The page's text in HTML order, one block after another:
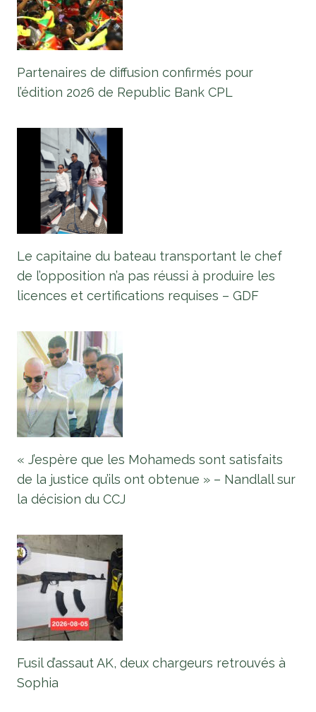
Partenaires de diffusion confirmés pour
l’édition 2026 de Republic Bank CPL
Le capitaine du bateau transportant le chef
de l’opposition n’a pas réussi à produire les
licences et certifications requises – GDF
« J’espère que les Mohameds sont satisfaits
de la justice qu’ils ont obtenue » – Nandlall sur
la décision du CCJ
Fusil d’assaut AK, deux chargeurs retrouvés à
Sophia